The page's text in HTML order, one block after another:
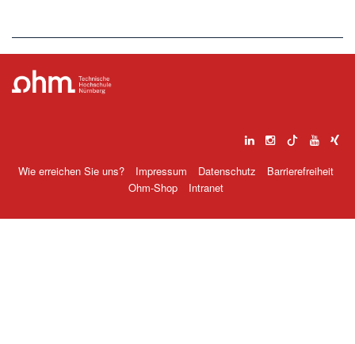
Wie erreichen Sie uns? Impressum Datenschutz
Barrierefreiheit
Ohm-Shop
Intranet